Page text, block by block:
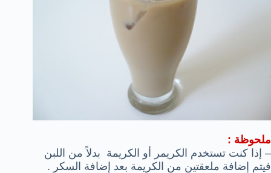
ملحوظة :
– إذا كنت تستخدم الكريمر أو الكريمة بدلاً من اللبن
فيتم إضافة ملعقتين من الكريمة بعد إضافة السكر .